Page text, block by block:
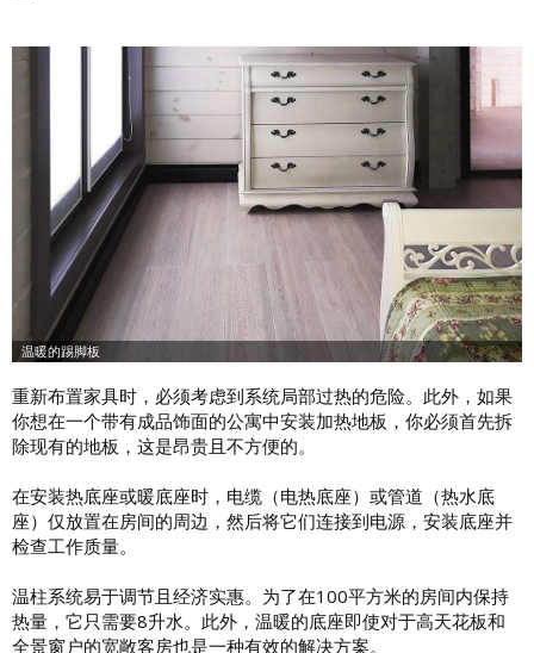
重新布置家具时，必须考虑到系统局部过热的危险。此外，如果
你想在一个带有成品饰面的公寓中安装加热地板，你必须首先拆
除现有的地板，这是昂贵且不方便的。
在安装热底座或暖底座时，电缆（电热底座）或管道（热水底
座）仅放置在房间的周边，然后将它们连接到电源，安装底座并
检查工作质量。
温柱系统易于调节且经济实惠。为了在100平方米的房间内保持
热量，它只需要8升水。此外，温暖的底座即使对于高天花板和
全景窗户的宽敞客房也是一种有效的解决方案。